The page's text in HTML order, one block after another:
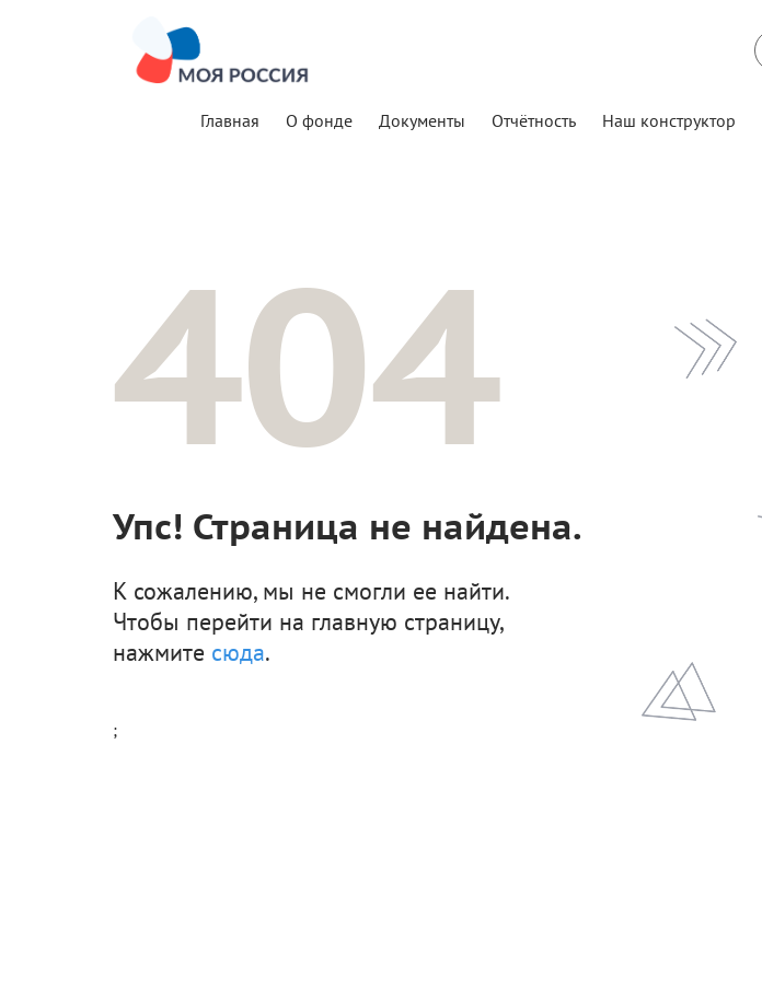
Главная О фонде Документы Отчётность Наш конструктор
404
Упс! Страница не найдена.
К сожалению, мы не смогли ее найти.
Чтобы перейти на главную страницу,
нажмите сюда.
;